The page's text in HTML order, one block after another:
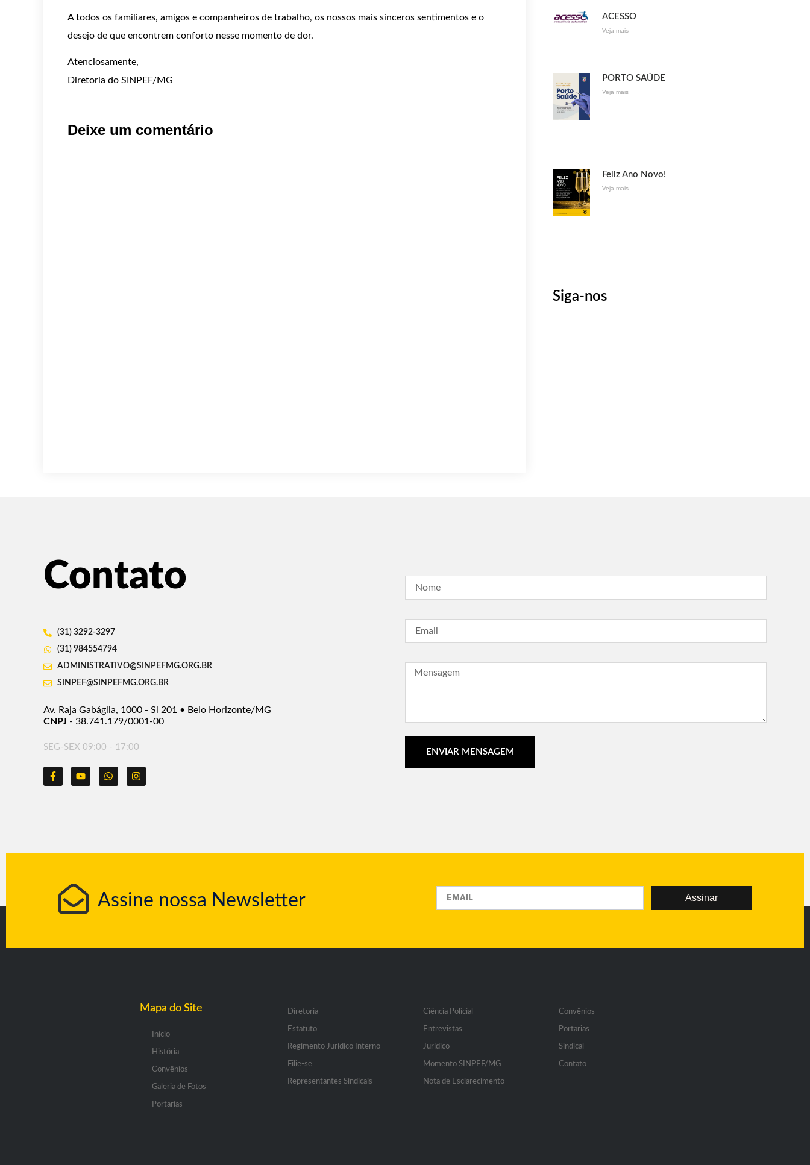
A todos os familiares, amigos e companheiros de trabalho, os nossos mais sinceros sentimentos e o
desejo de que encontrem conforto nesse momento de dor.
Atenciosamente,
Diretoria do SINPEF/MG
Deixe um comentário
ACESSO
Veja mais
PORTO SAÚDE
Veja mais
Feliz Ano Novo!
Veja mais
Siga-nos
Contato
(31) 3292-3297
(31) 984554794
ADMINISTRATIVO@SINPEFMG.ORG.BR
SINPEF@SINPEFMG.ORG.BR
Av. Raja Gabáglia, 1000 - Sl 201 • Belo Horizonte/MG
CNPJ - 38.741.179/0001-00
SEG-SEX 09:00 - 17:00 ENVIAR MENSAGEM
Assine nossa Newsletter Assinar
Mapa do Site
Início
História
Convênios
Galeria de Fotos
Portarias
Diretoria
Estatuto
Regimento Jurídico Interno
Filie-se
Representantes Sindicais
Ciência Policial
Entrevistas
Jurídico
Momento SINPEF/MG
Nota de Esclarecimento
Convênios
Portarias
Sindical
Contato